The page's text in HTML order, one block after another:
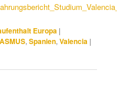
Europa |
,Spanien,Valencia |